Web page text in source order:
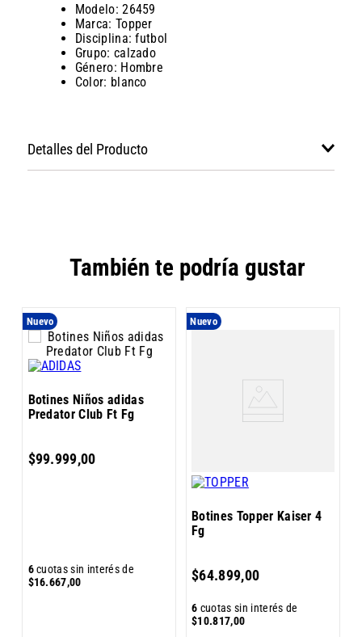
Modelo: 26459
Marca: Topper
Disciplina: futbol
Grupo: calzado
Género: Hombre
Color: blanco
Detalles del Producto
También te podría gustar
Nuevo
Botines Niños adidas
Predator Club Ft Fg
$99.999,00
6cuotas sin interés de
$16.667,00
Nuevo
Botines Topper Kaiser 4
Fg
$64.899,00
6 cuotas sin interés de
$10.817,00